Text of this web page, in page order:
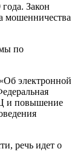
Закон
мошенничества
по
электронной
и повышение
речь идет о